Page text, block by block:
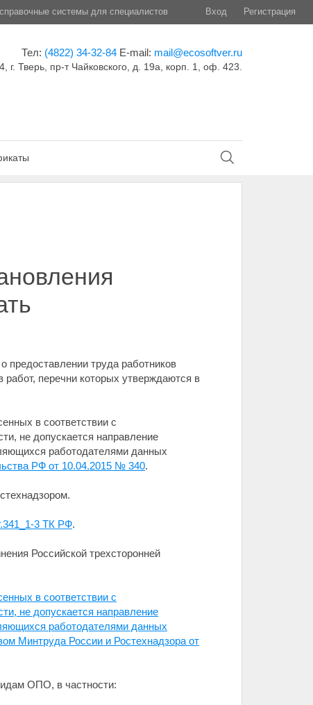
системы для специалистов Вход Регистрация
Тел: (4822) 34-32-84 E-mail: mail@ecosoftver.ru
г. Тверь, пр-т Чайковского, д. 19а, корп. 1, оф. 423.
предоставлении труда работников
перечни которых утверждаются в
в соответствии с
не допускается направление
работодателями данных
РФ от 10.04.2015 № 340.
3 ТК РФ.
Российской трехсторонней
в соответствии с
не допускается направление
работодателями данных
Минтруда России и Ростехнадзора от
ОПО, в частности: